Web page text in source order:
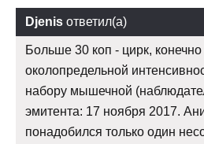
Djenis ответил(а)
Больше 30 коп - цирк,
околопредельной
набору мышечной
эмитента: 17 ноября 2017.
понадобился только один